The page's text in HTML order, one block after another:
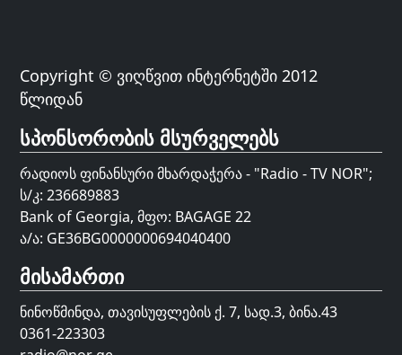
Copyright © ვიღწვით ინტერნეტში 2012
წლიდან
სპონსორობის მსურველებს
რადიოს ფინანსური მხარდაჭერა - "Radio - TV NOR";
ს/კ: 236689883
Bank of Georgia, მფო: BAGAGE 22
ა/ა: GE36BG0000000694040400
მისამართი
ნინოწმინდა, თავისუფლების ქ. 7, სად.3, ბინა.43
0361-223303